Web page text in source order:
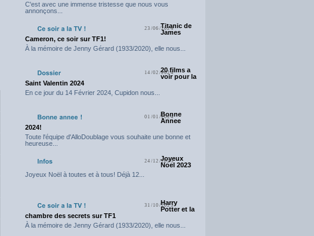
C'est avec une immense tristesse que nous vous
annonçons...
23/06/2024Titanic de
James
Cameron, ce soir sur TF1!
À la mémoire de Jenny Gérard (1933/2020), elle nous...
14/02/202420 films a
voir pour la
Saint Valentin 2024
En ce jour du 14 Février 2024, Cupidon nous...
01/01/2024
Bonne
Annee
2024!
Toute l'équipe d'AlloDoublage vous souhaite une bonne et
heureuse...
24/12/2023
Joyeux
Noel 2023
Joyeux Noël à toutes et à tous! Déjà 12...
31/10/2023
Harry
Potter et la
chambre des secrets sur TF1
À la mémoire de Jenny Gérard (1933/2020), elle nous...